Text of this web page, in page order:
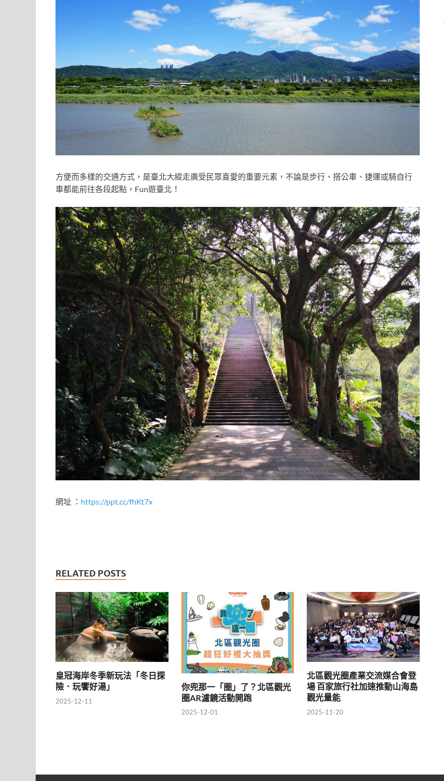
方便而多樣的交通方式，是臺北大縱走廣受民眾喜愛的重要元素，不論是步行、搭公車、捷運或騎自行
車都能前往各段起點，Fun遊臺北！
網址 ： https://ppt.cc/fhKt7x
RELATED POSTS
皇冠海岸冬季新玩法「冬日探
險．玩饗好湯」
2025-12-11
你兜那一「圈」了？北區觀光
圈AR濾鏡活動開跑
2025-12-01
北區觀光圈產業交流媒合會登
場 百家旅行社加速推動山海島
觀光量能
2025-11-20